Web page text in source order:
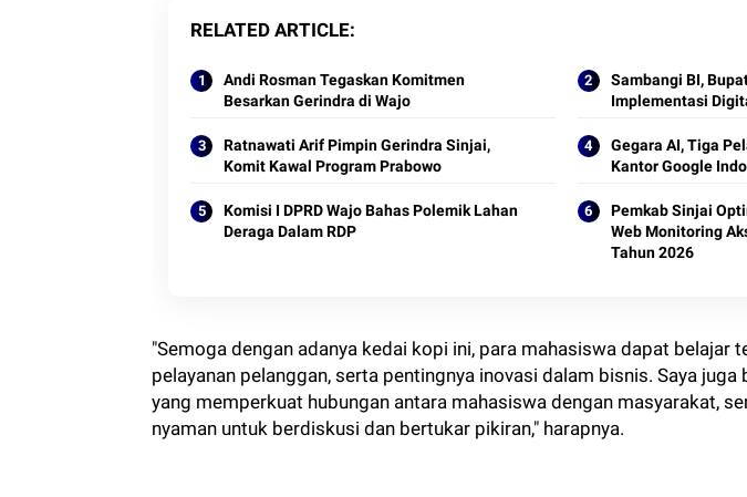
RELATED ARTICLE
Andi Rosman Tegaskan Komitmen
Besarkan Gerindra di Wajo
Sambangi BI,
Implementasi
Ratnawati Arif Pimpin Gerindra Sinjai,
Komit Kawal Program Prabowo
Gegara AI, Tiga
Kantor Google
Komisi I DPRD Wajo Bahas Polemik Lahan
Deraga Dalam RDP
Pemkab Sinjai
Web Monitoring
Tahun 2026
"Semoga dengan adanya kedai kopi ini, para mahasiswa dapat belajar
pelayanan pelanggan, serta pentingnya inovasi dalam bisnis. Saya
yang memperkuat hubungan antara mahasiswa dengan masyarakat,
nyaman untuk berdiskusi dan bertukar pikiran," harapnya.